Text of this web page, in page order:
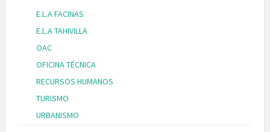
E.L.A FACINAS
E.L.A TAHIVILLA
OAC
OFICINA TÉCNICA
RECURSOS HUMANOS
TURISMO
URBANISMO